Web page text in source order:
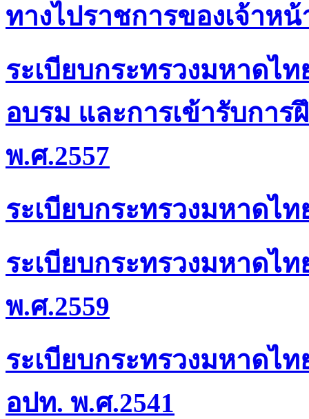
ทางไปราชการของเจ้าห
ระเบียบกระทรวงมหาดไ
อบรม และการเข้ารับกา
พ.ศ.2557
ระเบียบกระทรวงมหาดไ
ระเบียบกระทรวงมหาดไ
พ.ศ.2559
ระเบียบกระทรวงมหาดไ
อปท. พ.ศ.2541